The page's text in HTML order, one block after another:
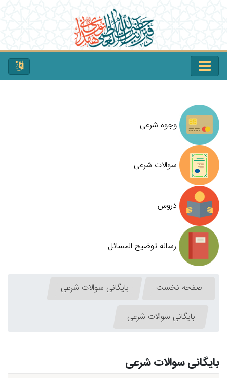
وجوه شرعی
سوالات شرعی
دروس
رساله توضیح المسائل
صفحه نخست بایگانی سوالات شرعی
بایگانی سوالات شرعی
بایگانی سوالات شرعی